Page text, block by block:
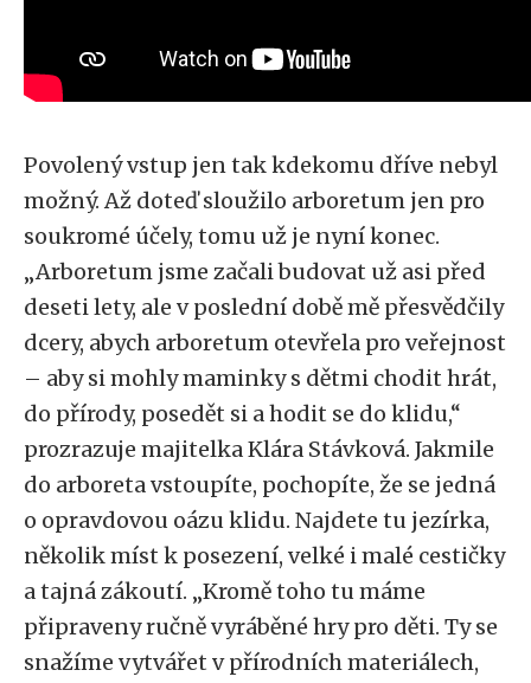
Povolený vstup jen tak kdekomu dříve nebyl
možný. Až doteď sloužilo arboretum jen pro
soukromé účely, tomu už je nyní konec.
„Arboretum jsme začali budovat už asi před
deseti lety, ale v poslední době mě přesvědčily
dcery, abych arboretum otevřela pro veřejnost
– aby si mohly maminky s dětmi chodit hrát,
do přírody, posedět si a hodit se do klidu,“
prozrazuje majitelka Klára Stávková. Jakmile
do arboreta vstoupíte, pochopíte, že se jedná
o opravdovou oázu klidu. Najdete tu jezírka,
několik míst k posezení, velké i malé cestičky
a tajná zákoutí. „Kromě toho tu máme
připraveny ručně vyráběné hry pro děti. Ty se
snažíme vytvářet v přírodních materiálech,